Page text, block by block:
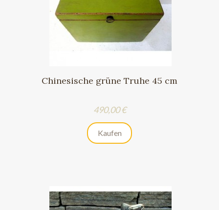
Chinesische grüne Truhe 45 cm
Preis
490,00 €
Kaufen